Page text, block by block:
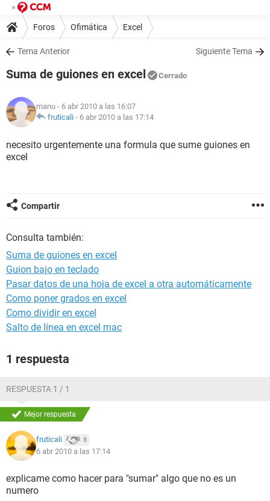
Foros Ofimática Excel
Tema Anterior Siguiente Tema
Suma de guiones en excel Cerrado
manu - 6 abr 2010 a las 16:07
fruticali - 6 abr 2010 a las 17:14
necesito urgentemente una formula que sume guiones en
excel
Compartir
Consulta también:
Suma de guiones en excel
Guion bajo en teclado
Pasar datos de una hoja de excel a otra automáticamente
Como poner grados en excel
Como dividir en excel
Salto de línea en excel mac
1 respuesta
RESPUESTA 1 / 1
Mejor respuesta
fruticali 8
6 abr 2010 a las 17:14
explicame como hacer para "sumar" algo que no es un
numero